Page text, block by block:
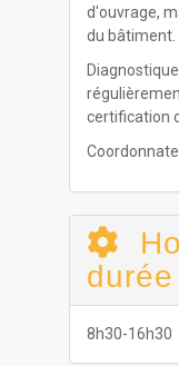
d'ouvrage,
du bâtiment.
certification
durée
8h30-16h30